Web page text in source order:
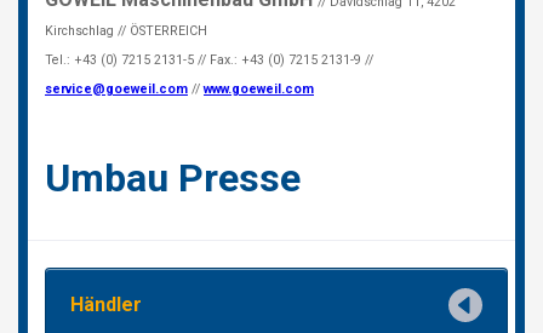
NEDERLANDS
FRANÇAIS
DEUTSCH
GÖWEIL Schweiz
FRANÇAIS